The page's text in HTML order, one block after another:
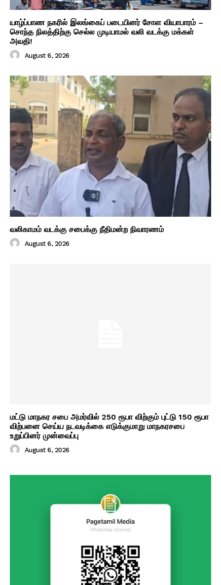
யாழ்ப்பாண நகரில் இலங்கைப் படையினர் சோள வியாபாரம் –
சொந்த நிலத்திற்கு செல்ல முடியாமல் வலி வடக்கு மக்கள்
அவதி!
August 6, 2026
வலிகாமம் வடக்கு சபைக்கு நீதிமன்ற நிவாரணம்
August 6, 2026
மட்டு மாநகர சபை அமர்வில் 250 ரூபா விற்கும் புட்டு 150 ரூபா
விற்பனை செய்ய நடவடிக்கை எடுக்குமாறு மாநகரசபை
உறுப்பினர் முன்வைப்பு
August 6, 2026